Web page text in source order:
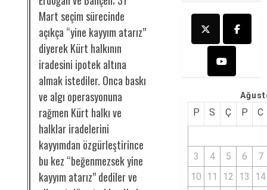
Mart seçim sürecinde
açıkça “yine kayyım atarız”
diyerek Kürt halkının
iradesini ipotek altına
almak istediler. Onca baskı
ve algı operasyonuna
rağmen Kürt halkı ve
halklar iradelerini
kayyımdan özgürleştirince
bu kez “beğenmezsek yine
kayyım atarız” dediler ve
P S Ç P C
3 4 5 6
7
10 11 12 13
14